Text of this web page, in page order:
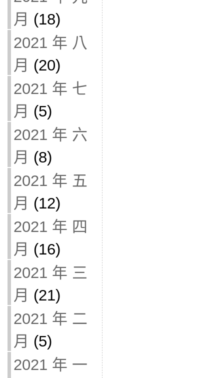
月 (18)
2021 年 八
月 (20)
2021 年 七
月 (5)
2021 年 六
月 (8)
2021 年 五
月 (12)
2021 年 四
月 (16)
2021 年 三
月 (21)
2021 年 二
月 (5)
2021 年 一